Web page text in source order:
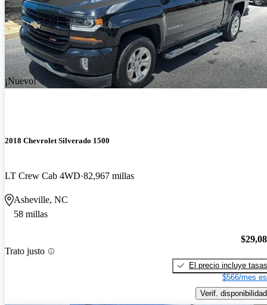
¡Nuevo!
2018 Chevrolet Silverado 1500
LT Crew Cab 4WD 82,967 millas
Asheville, NC
58 millas
Trato justo
El precio incluye tasas
$566/mes
Verif. disponibilidad